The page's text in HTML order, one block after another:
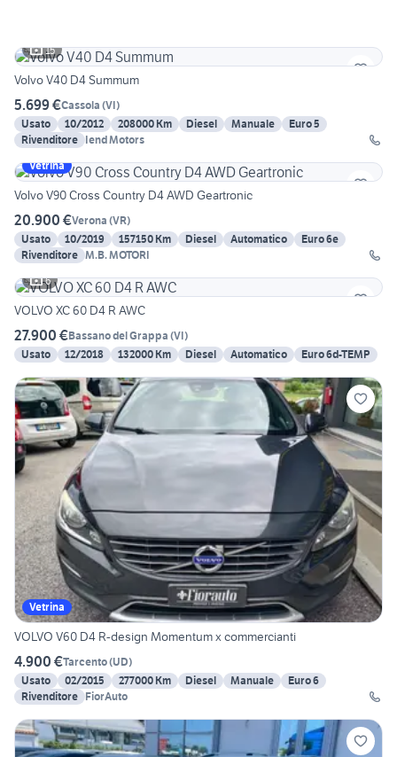
15
Volvo V40 D4 Summum
5.699 €Cassola (VI)
Usato
10/2012 208000 Km Diesel Manuale
Euro 5
Rivenditore Iend Motors
Vetrina
Volvo V90 Cross Country D4 AWD Geartronic
20.900 €Verona (VR)
Usato
10/2019 157150 Km Diesel Automatico
Euro 6e
Rivenditore M.B. MOTORI
6
VOLVO XC 60 D4 R AWC
27.900 €Bassano del Grappa (VI)
Usato
12/2018 132000 Km Diesel Automatico Euro 6d-TEMP
Vetrina
VOLVO V60 D4 R-design Momentum x commercianti
4.900 €Tarcento(UD)
Usato
02/2015 277000 Km Diesel Manuale
Euro 6
Rivenditore FiorAuto